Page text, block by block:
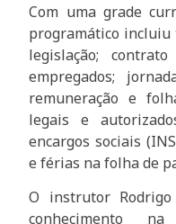
Com uma grade
programático incluiu
legislação;
empregados;
remuneração e
legais e
encargos sociais
e férias na folha de
O instrutor
conhecimento